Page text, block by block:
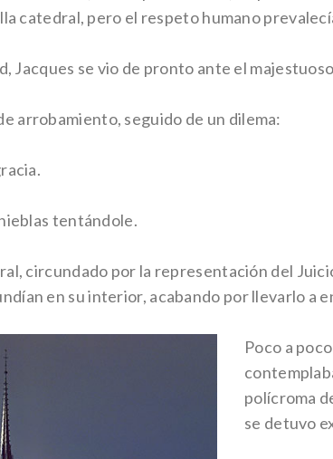
catedral, pero el respeto humano
Jacques se vio de pronto ante el
arrobamiento, seguido de un dilema:
tentándole.
circundado por la representación del
en su interior, acabando por llevarlo a
Poco a
polícroma
se detuvo